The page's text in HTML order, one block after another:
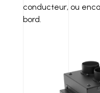
conducteur, ou
bord.